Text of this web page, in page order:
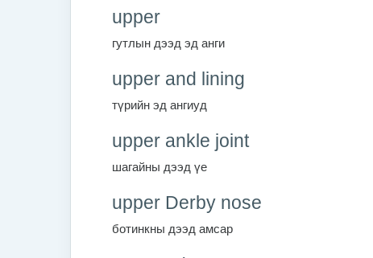
upper
гутлын дээд эд анги
upper and lining
түрийн эд ангиуд
upper ankle joint
шагайны дээд үе
upper Derby nose
ботинкны дээд амсар